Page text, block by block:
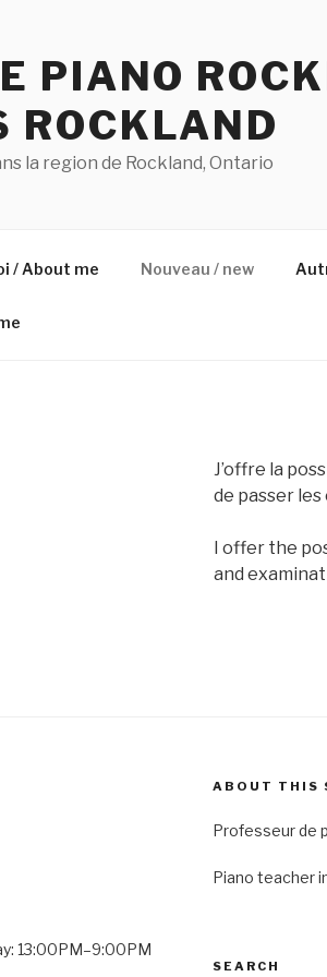
PIANO
ROCKLAND
la region de Rockland, Ontario
/ About me Nouveau / new
J’offre la
de passer les
I offer the
and
13:00PM–9:00PM
ABOUT THIS
Professeur de
Piano teacher
SEARCH